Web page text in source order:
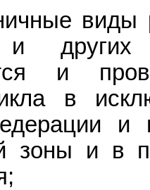
других
и
в
и
зоны и в